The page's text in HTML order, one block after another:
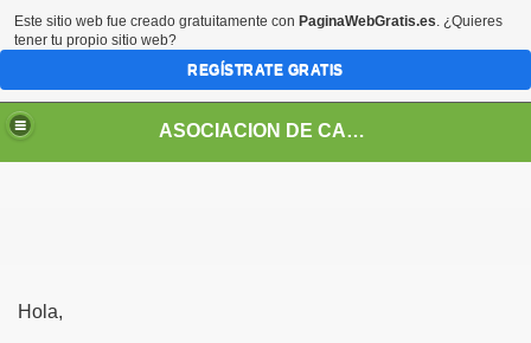
ASOCIACION DE CABILDOS INDÍGENAS DEL PUEBLO SIONA
Hola,
Este sitio web fue creado gratuitamente con PaginaWebGratis.es. ¿Quieres
tener tu propio sitio web?
REGÍSTRATE GRATIS